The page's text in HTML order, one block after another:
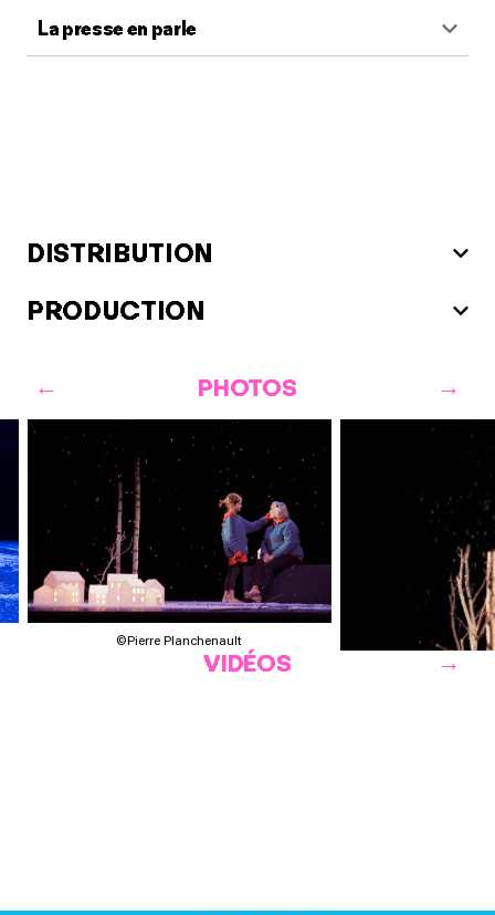
La presse en parle
DISTRIBUTION
PRODUCTION
PHOTOS
©Pierre Planchenault
VIDÉOS